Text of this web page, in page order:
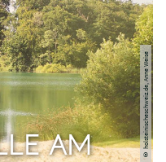
© holsteinischeschweiz.de, Anne Weise
AM